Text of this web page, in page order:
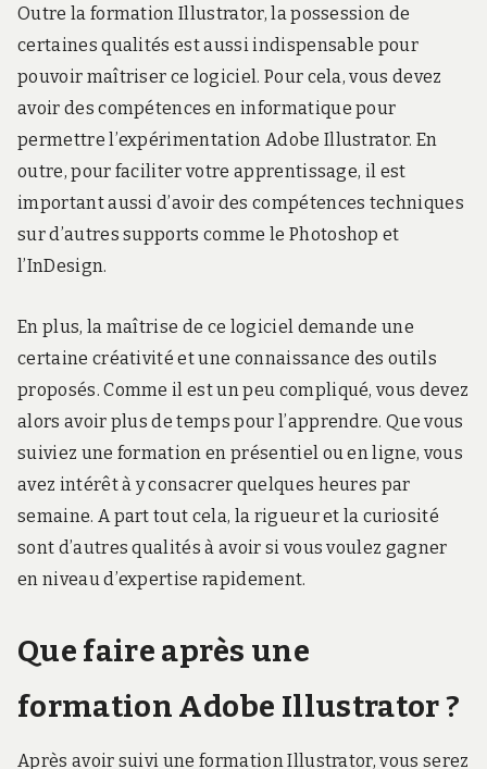
Outre la formation Illustrator, la possession de
certaines qualités est aussi indispensable pour
pouvoir maîtriser ce logiciel. Pour cela, vous devez
avoir des compétences en informatique pour
permettre l’expérimentation Adobe Illustrator. En
outre, pour faciliter votre apprentissage, il est
important aussi d’avoir des compétences techniques
sur d’autres supports comme le Photoshop et
l’InDesign.
En plus, la maîtrise de ce logiciel demande une
certaine créativité et une connaissance des outils
proposés. Comme il est un peu compliqué, vous devez
alors avoir plus de temps pour l’apprendre. Que vous
suiviez une formation en présentiel ou en ligne, vous
avez intérêt à y consacrer quelques heures par
semaine. A part tout cela, la rigueur et la curiosité
sont d’autres qualités à avoir si vous voulez gagner
en niveau d’expertise rapidement.
Que faire après une
formation Adobe Illustrator ?
Après avoir suivi une formation Illustrator, vous serez